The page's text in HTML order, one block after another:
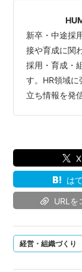
新卒・中途採
接や育成に関
採用・育成・
す。HR領域
立ち情報を発
X
は
URLを
経営・組織づくり